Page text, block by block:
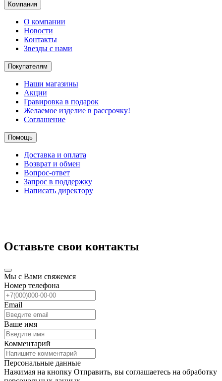
Компания
О компании
Новости
Контакты
Звезды с нами
Покупателям
Наши магазины
Акции
Гравировка в подарок
Желаемое изделие в рассрочку!
Соглашение
Помощь
Доставка и оплата
Возврат и обмен
Вопрос-ответ
Запрос в поддержку
Написать директору
Оставьте свои контакты
Мы с Вами свяжемся
Номер телефона
Email
Ваше имя
Комментарий
Персональные данные
Нажимая на кнопку Отправить, вы соглашаетесь на обработку